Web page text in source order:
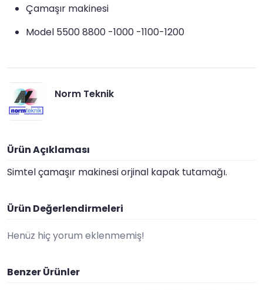
Çamaşır makinesi
Model 5500 8800 -1000 -1100-1200
Norm Teknik
Ürün Açıklaması
Simtel çamaşır makinesi orjinal kapak tutamağı.
Ürün Değerlendirmeleri
Henüz hiç yorum eklenmemiş!
Benzer Ürünler